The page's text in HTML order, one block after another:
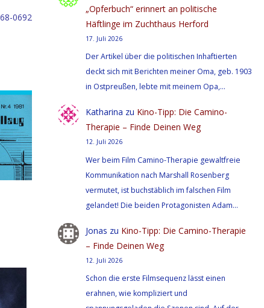
0692
„Opferbuch“ erinnert an politische
Häftlinge im Zuchthaus Herford
17. Juli 2026
Der Artikel über die politischen Inhaftierten
deckt sich mit Berichten meiner Oma, geb. 1903
in Ostpreußen, lebte mit meinem Opa,…
Katharina zu Kino-Tipp: Die Camino-
Therapie – Finde Deinen Weg
12. Juli 2026
Wer beim Film Camino-Therapie gewaltfreie
Kommunikation nach Marshall Rosenberg
vermutet, ist buchstäblich im falschen Film
gelandet! Die beiden Protagonisten Adam…
Jonas zu Kino-Tipp: Die Camino-Therapie
– Finde Deinen Weg
12. Juli 2026
Schon die erste Filmsequenz lässt einen
erahnen, wie kompliziert und